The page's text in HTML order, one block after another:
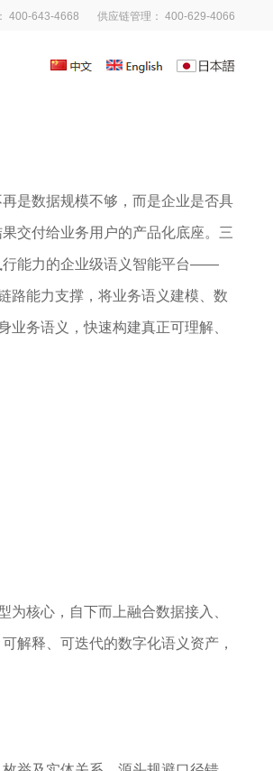
400-643-4668 供应链管理： 400-629-4066
是数据规模不够，而是企业是否具
交付给业务用户的产品化底座。三
行能力的企业级语义智能平台——
路能力支撑，将业务语义建模、数
务语义，快速构建真正可理解、
为核心，自下而上融合数据接入、
解释、可迭代的数字化语义资产，